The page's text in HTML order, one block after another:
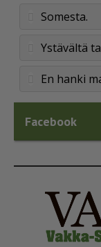
Somesta.
Ystävältä
En hanki
Facebook